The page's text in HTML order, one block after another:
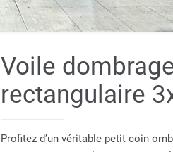
Voile
rectangulaire
Profitez d’un véritable petit coin